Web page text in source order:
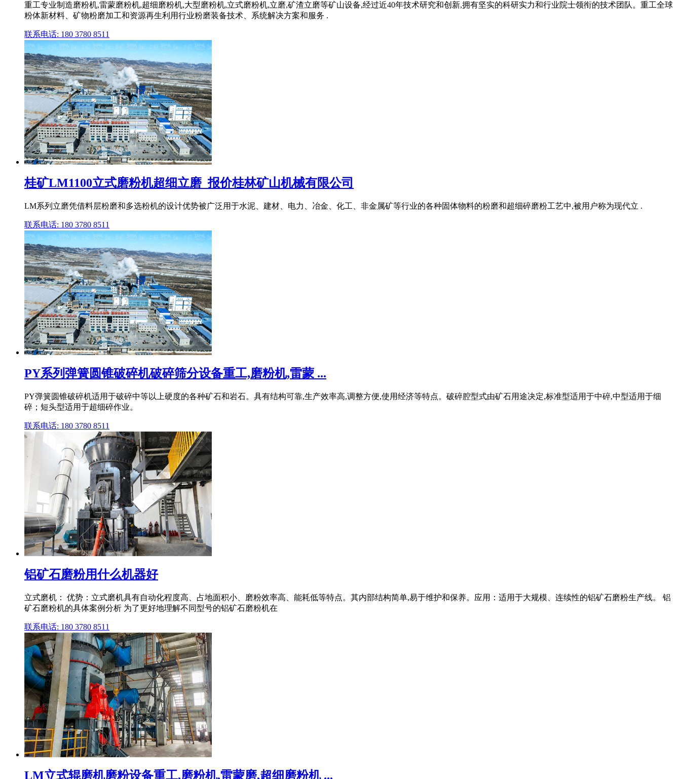
重工专业制造磨粉机,雷蒙磨粉机,超细磨粉机,大型磨粉机,立式磨粉机,立磨,矿渣立磨等矿山设备,经过近40年技术研究和创新,拥有坚实的科研实力和行业院士领衔的技术团队。重工全球
粉体新材料、矿物粉磨加工和资源再生利用行业粉磨装备技术、系统解决方案和服务 .
联系电话: 180 3780 8511
桂矿LM1100立式磨粉机超细立磨_报价桂林矿山机械有限公司
LM系列立磨凭借料层粉磨和多选粉机的设计优势被广泛用于水泥、建材、电力、冶金、化工、非金属矿等行业的各种固体物料的粉磨和超细碎磨粉工艺中,被用户称为现代立 .
联系电话: 180 3780 8511
PY系列弹簧圆锥破碎机破碎筛分设备重工,磨粉机,雷蒙 ...
PY弹簧圆锥破碎机适用于破碎中等以上硬度的各种矿石和岩石。具有结构可靠,生产效率高,调整方便,使用经济等特点。破碎腔型式由矿石用途决定,标准型适用于中碎,中型适用于细
碎；短头型适用于超细碎作业。
联系电话: 180 3780 8511
铝矿石磨粉用什么机器好
立式磨机： 优势：立式磨机具有自动化程度高、占地面积小、磨粉效率高、能耗低等特点。其内部结构简单,易于维护和保养。应用：适用于大规模、连续性的铝矿石磨粉生产线。 铝
矿石磨粉机的具体案例分析 为了更好地理解不同型号的铝矿石磨粉机在
联系电话: 180 3780 8511
LM立式辊磨机磨粉设备重工,磨粉机,雷蒙磨,超细磨粉机 ...